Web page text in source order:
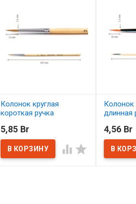
Колонок круглая
короткая ручка
Сонет №2
В наличии
5,85 Br
 
Колонок
длинная
Сонет №1
В
4,56 Br